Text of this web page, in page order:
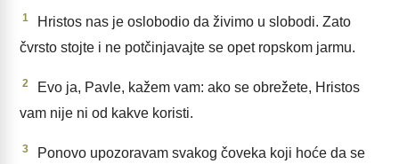
1
Hristos nas je oslobodio da živimo u slobodi. Zato
čvrsto stojte i ne potčinjavajte se opet ropskom jarmu.
2
Evo ja, Pavle, kažem vam: ako se obrežete, Hristos
vam nije ni od kakve koristi.
3
Ponovo upozoravam svakog čoveka koji hoće da se